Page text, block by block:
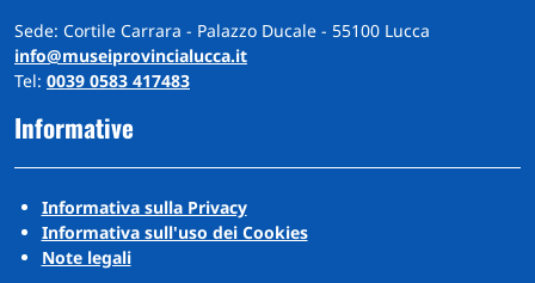
Sede: Cortile Carrara - Palazzo Ducale - 55100 Lucca
info@museiprovincialucca.it
Tel: 0039 0583 417483
Informative
Informativa sulla Privacy
Informativa sull'uso dei Cookies
Note legali